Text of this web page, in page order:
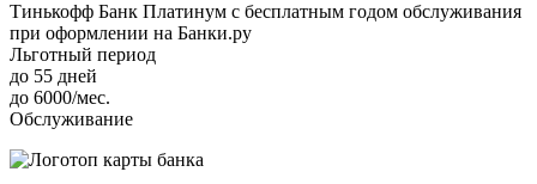
Тинькофф Банк Платинум с бесплатным годом обслуживания
при оформлении на Банки.ру
Льготный период
до 55 дней
до 6000/мес.
Обслуживание